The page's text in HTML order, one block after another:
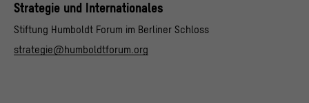
Strategie und Internationales
Stiftung Humboldt Forum im Berliner Schloss
strategie@humboldtforum.org